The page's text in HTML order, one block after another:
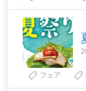
フェア